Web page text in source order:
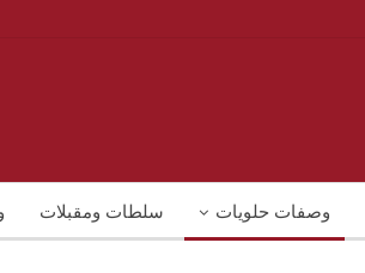
وصفات حلويات سلطات ومقبلات